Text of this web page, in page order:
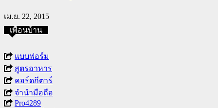
เม.ย. 22, 2015
เพื่อนบ้าน
แบบฟอร์ม
สูตรอาหาร
คอร์ดกีตาร์
จำนำมือถือ
Pro4289